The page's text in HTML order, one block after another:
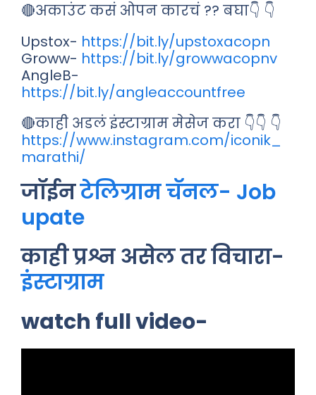
🔴अकाउंट कसं ओपन कारचं ?? बघा👇 👇
Upstox- https://bit.ly/upstoxacopn
Groww- https://bit.ly/growwacopnv
AngleB-
https://bit.ly/angleaccountfree
🔴काही अडलं इंस्टाग्राम मेसेज करा 👇👇 👇
https://www.instagram.com/iconik_
marathi/
जॉईनटेलिग्राम चॅनल- Job
upate
काही प्रश्न असेल तर विचारा-
इंस्टाग्राम
watch full video-